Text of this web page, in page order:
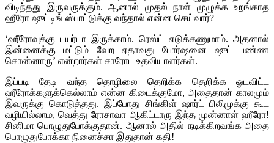
விடிந்தது இருவருக்கும். ஆனால் முதல் நாள் முழுக்க உறங்காத
ஹீரோ ஷுட்டிங் ஸ்பாட்டுக்கு வந்தால் என்ன செய்வார்?
‘ஹீரோவுக்கு டயர்டா இருக்காம். ரெஸ்ட் எடுக்கணுமாம். அதனால்
இன்னைக்கு மட்டும் வேற ஏதாவது போர்ஷனை ஷுட் பண்ண
சொன்னாரு’ என்றார்கள் சாரோட உதவியாளர்கள்.
இப்படி தேடி வந்த தொழிலை தெறிக்க தெறிக்க ஓடவிட்ட
ஹீரோக்களுக்கெல்லாம் என்ன கிடைக்குமோ, அதைதான் காலமும்
இவருக்கு கொடுத்தது. இப்போது சிங்கிள் ஷார்ட் பிலிமுக்கு கூட
வழியில்லாம, வெத்து ரோசாவா ஆகிட்டாரு இந்த முன்னாள் ஹீரோ!
சினிமா பொழுதுபோக்குதான். ஆனால் அதில் நடிக்கிறவங்க அதை
பொழுதுபோக்கா நினைச்சா இதுதான் கதி!